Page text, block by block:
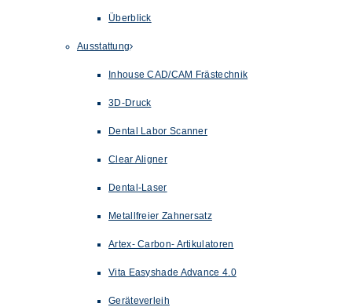
Überblick
Ausstattung
Inhouse CAD/CAM Frästechnik
3D-Druck
Dental Labor Scanner
Clear Aligner
Dental-Laser
Metallfreier Zahnersatz
Artex- Carbon- Artikulatoren
Vita Easyshade Advance 4.0
Geräteverleih